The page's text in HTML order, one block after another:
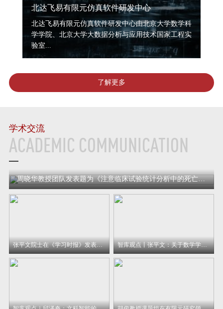
北达飞易有限元仿真软件研发中心
北达飞易有限元仿真软件研发中心由北京大学数学科
学学院、北京大学大数据分析与应用技术国家工程实
验室...
了解更多
学术交流
ACADEMIC COMMUNICATION
周晓华教授团队发表题为《注意临床试验统计分析中的死亡截断：瑞德西韦的教训》的文章
张平文院士在《学习时报》发表署名文章《从三个维度为培育和发展新质生产力增势赋能》 智库观点丨张平文：关于数学学科高层次人才培养的思考